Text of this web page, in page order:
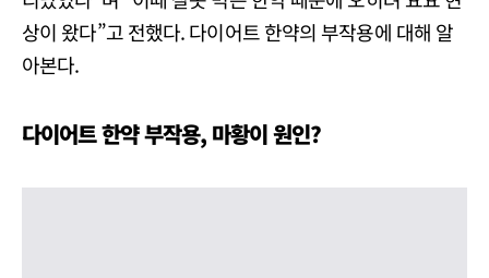
상이 왔다”고 전했다. 다이어트 한약의 부작용에 대해 알
아본다.
다이어트 한약 부작용, 마황이 원인?